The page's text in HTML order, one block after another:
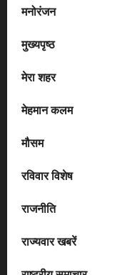
मनोरंजन
मुख्यपृष्ठ
मेरा शहर
मेहमान कलम
मौसम
रविवार विशेष
राजनीति
राज्यवार खबरें